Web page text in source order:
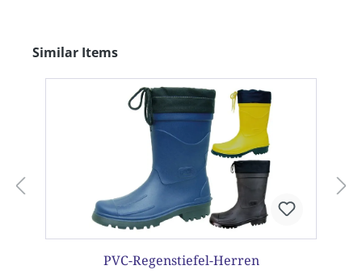
Produktgalerie überspringen
Similar Items
PVC-Regenstiefel-Herren